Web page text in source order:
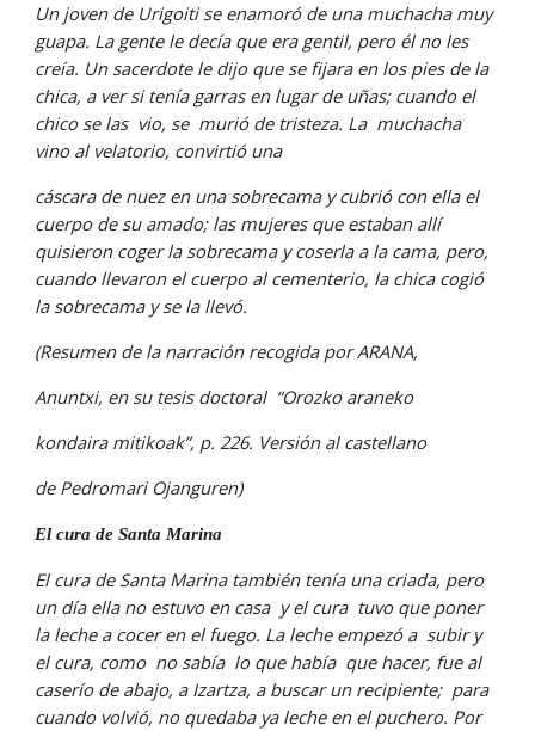
Un joven de Urigoiti se enamoró de una muchacha muy
guapa. La gente le decía que era gentil, pero él no les
creía. Un sacerdote le dijo que se fijara en los pies de la
chica, a ver si tenía garras en lugar de uñas; cuando el
chico se las  vio, se  murió de tristeza. La  muchacha
vino al velatorio, convirtió una
cáscara de nuez en una sobrecama y cubrió con ella el
cuerpo de su amado; las mujeres que estaban allí
quisieron coger la sobrecama y coserla a la cama, pero,
cuando llevaron el cuerpo al cementerio, la chica cogió
la sobrecama y se la llevó.
(Resumen de la narración recogida por ARANA,
Anuntxi, en su tesis doctoral  “Orozko araneko
kondaira mitikoak”, p. 226. Versión al castellano
de Pedromari Ojanguren)
El cura de Santa Marina
El cura de Santa Marina también tenía una criada, pero
un día ella no estuvo en casa  y el cura  tuvo que poner
la leche a cocer en el fuego. La leche empezó a  subir y
el cura, como  no sabía  lo que había  que hacer, fue al
caserío de abajo, a Izartza, a buscar un recipiente;  para
cuando volvió, no quedaba ya leche en el puchero. Por